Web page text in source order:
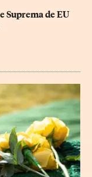
Suprema de EU